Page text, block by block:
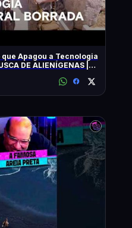
Apagou a Tecnologia
DE ALIENÍGENAS |